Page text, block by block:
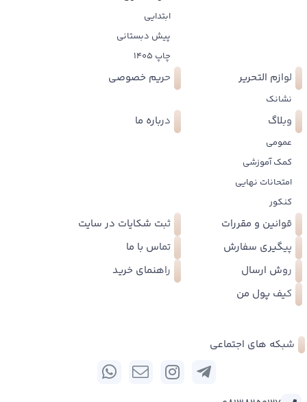
ابتدایی
پیش دبستانی
چاپ 1405
لوازم التحریر
نشانک
حریم خصوصی
وبلاگ
عمومی
کمک آموزشی
امتحانات نهایی
کنکور
درباره ما
قوانین و مقررات
ثبت شکایات در سایت
پیگیری سفارش
تماس با ما
روش ارسال
راهنمای خرید
کیف پول من
شبکه های اجتماعی